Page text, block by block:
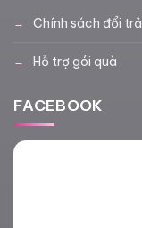
Chính sách đổi trả
Hỗ trợ gói quà
FACEBOOK